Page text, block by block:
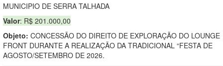
MUNICIPIO DE SERRA TALHADA
Valor: R$ 201.000,00
Objeto: CONCESSÃO DO DIREITO DE EXPLORAÇÃO DO LOUNGE
FRONT DURANTE A REALIZAÇÃO DA TRADICIONAL “FESTA DE
AGOSTO/SETEMBRO DE 2026.